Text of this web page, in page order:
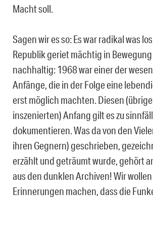
Macht soll.
Sagen wir es so: Es war radikal was
Republik geriet mächtig in
nachhaltig: 1968 war einer der
Anfänge, die in der Folge eine
erst möglich machten. Diesen
inszenierten) Anfang gilt es zu
dokumentieren. Was da von den
ihren Gegnern) geschrieben,
erzählt und geträumt wurde, gehört
aus den dunklen Archiven! Wir
Erinnerungen machen, dass die